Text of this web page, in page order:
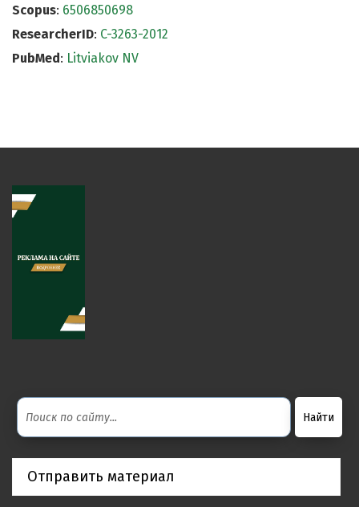
Scopus: 6506850698
ResearcherID: C-3263-2012
PubMed: Litviakov NV
Отправить материал